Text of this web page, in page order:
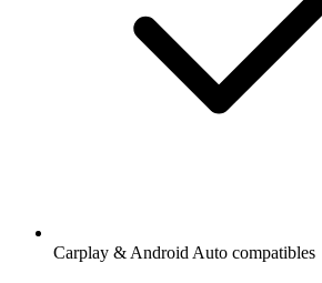
Carplay & Android Auto compatibles